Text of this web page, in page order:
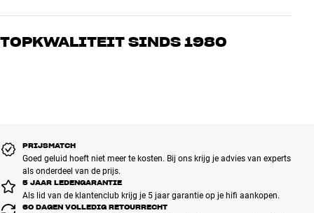
Onze medewerkers zijn echte liefhebbers die de producten door en
muziek als home cinema. Vertel ons wat je zoekt, dan vinden we
TOPKWALITEIT SINDS 1980
PRIJSMATCH
Goed geluid hoeft niet meer te kosten. Bij ons krijg je advies van experts
als onderdeel van de prijs.
5 JAAR LEDENGARANTIE
Als lid van de klantenclub krijg je 5 jaar garantie op je hifi aankopen.
60 DAGEN VOLLEDIG RETOURRECHT